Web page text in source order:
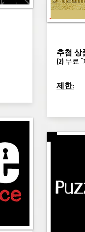
추첨 상
(2) 무료
제한: